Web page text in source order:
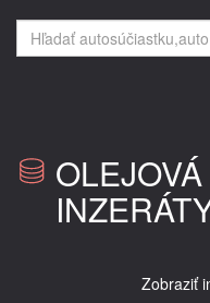
Zobraziť